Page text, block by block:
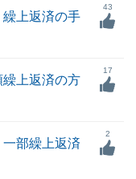
繰上返済の手
43
繰上返済の方
17
一部繰上返済
2